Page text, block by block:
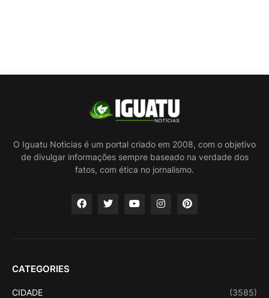
O Iguatu Noticias é um portal criado em 2008, com o objetivo
de divulgar informações sempre baseado na verdade dos
fatos, com ética no jornalismo.
CATEGORIES
CIDADE (3585)